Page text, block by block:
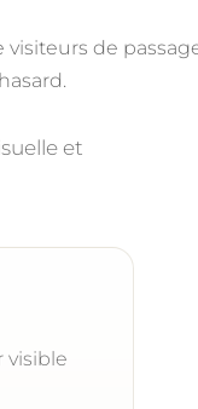
visiteurs de
et
visible